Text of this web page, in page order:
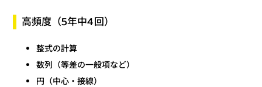
高頻度（5年中4回）
整式の計算
数列（等差の一般項など）
円（中心・接線）